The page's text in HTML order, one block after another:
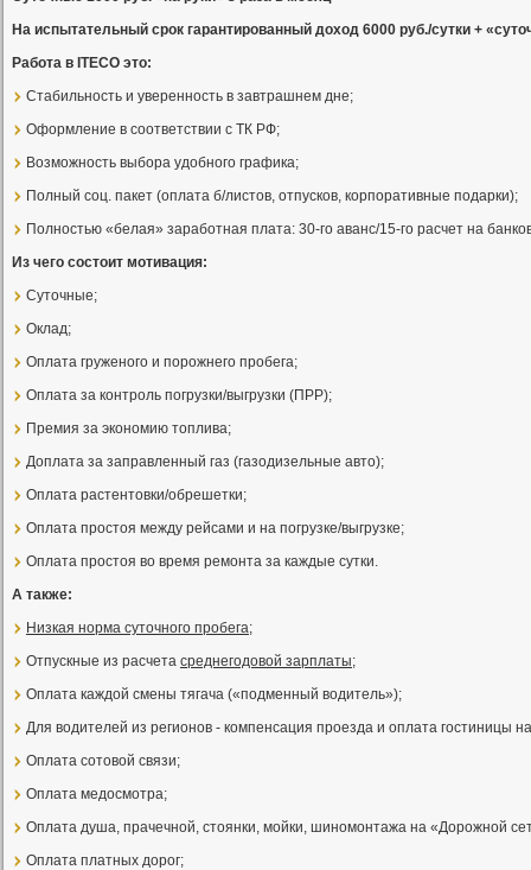
На испытательный срок гарантированный доход 6000 руб./сутки +
Рaботa в IТECО этo:
Cтaбильнoсть и уверенность в завтрашнем дне;
Оформление в соответствии с ТК РФ;
Возможность выбора удобного графика;
Полный соц. пакет (оплата б/листов, отпусков, корпоративные подарки);
Полностью «белая» заработная плата: 30-го аванс/15-го расчет на
Из чего состоит мотивация:
Суточные;
Оклад;
Оплата груженого и порожнего пробега;
Оплата за контроль погрузки/выгрузки (ПРР);
Премия за экономию топлива;
Доплата за заправленный газ (газодизельные авто);
Оплата растентовки/обрешетки;
Оплата простоя между рейсами и на погрузке/выгрузке;
Оплата простоя во время ремонта за каждые сутки.
А также:
Низкая норма суточного пробега;
Отпускные из расчета среднегодовой зарплаты;
Оплата каждой смены тягача («подменный водитель»);
Для водителей из регионов - компенсация проезда и оплата гостиницы
Оплата сотовой связи;
Оплата медосмотра;
Оплата душа, прачечной, стоянки, мойки, шиномонтажа на «Дорожной
Оплата платных дорог;